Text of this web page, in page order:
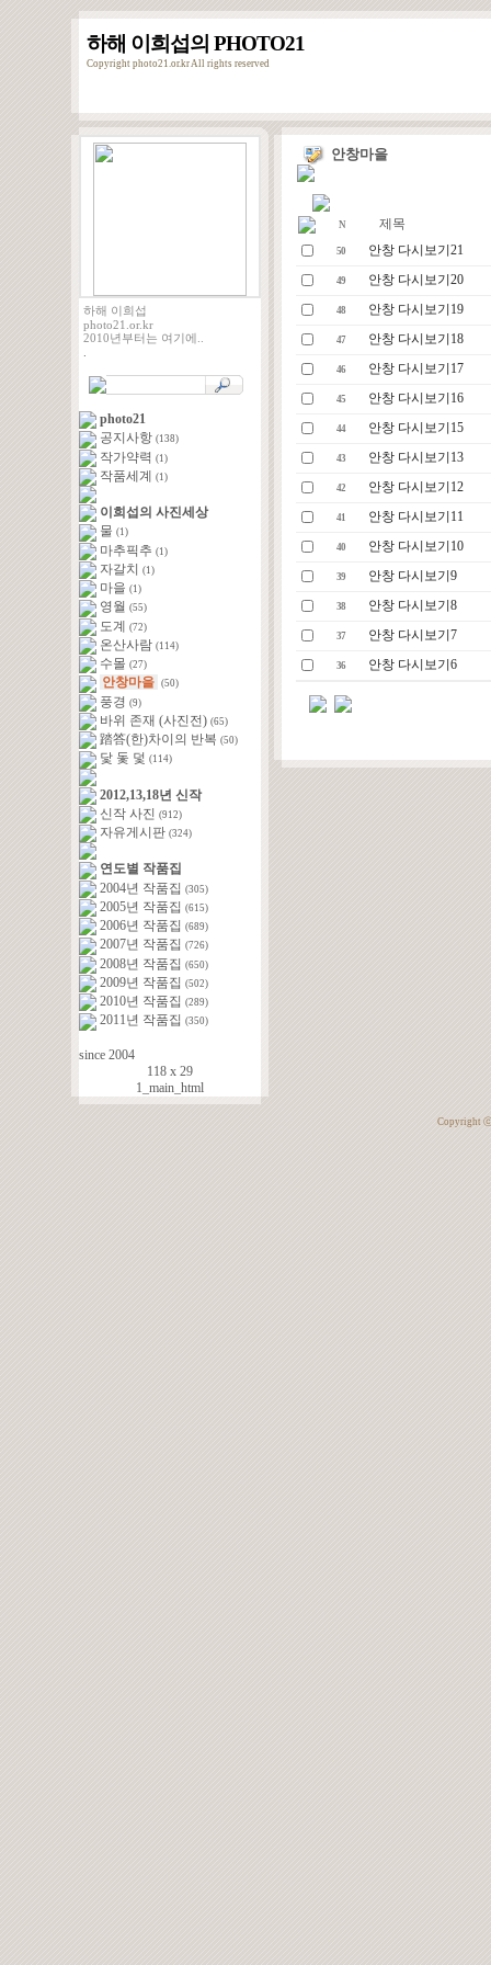
하해 이희섭의 PHOTO21
Copyright photo21.or.kr All rights reserved
하해 이희섭
photo21.or.kr
2010년부터는 여기에..
photo21
공지사항 (138)
작가약력 (1)
작품세계 (1)
이희섭의 사진세상
물 (1)
마추픽추 (1)
자갈치 (1)
마을 (1)
영월 (55)
도계 (72)
온산사람 (114)
수몰 (27)
안창마을 (50)
풍경 (9)
바위 존재 (사진전) (65)
踏答(한)차이의 반복 (50)
닻 돛 덫 (114)
2012,13,18년 신작
신작 사진 (912)
자유게시판 (324)
연도별 작품집
2004년 작품집 (305)
2005년 작품집 (615)
2006년 작품집 (689)
2007년 작품집 (726)
2008년 작품집 (650)
2009년 작품집 (502)
2010년 작품집 (289)
2011년 작품집 (350)
since 2004
118 x 29
1_main_html
안창마을
N 제목
50 안창 다시보기21
49 안창 다시보기20
48 안창 다시보기19
47 안창 다시보기18
46 안창 다시보기17
45 안창 다시보기16
44 안창 다시보기15
43 안창 다시보기13
42 안창 다시보기12
41 안창 다시보기11
40 안창 다시보기10
39 안창 다시보기9
38 안창 다시보기8
37 안창 다시보기7
36 안창 다시보기6
Copyright